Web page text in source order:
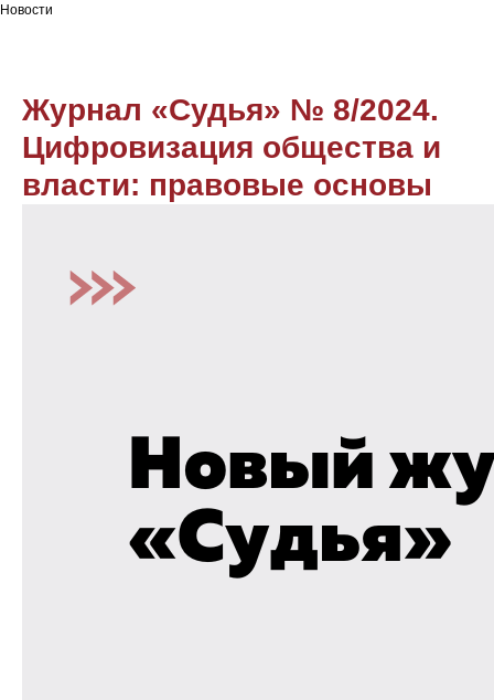
Новости
Журнал «Судья» № 8/2024.
Цифровизация общества и
власти: правовые основы